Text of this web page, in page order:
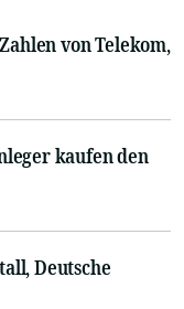
von Telekom,
kaufen den
Deutsche